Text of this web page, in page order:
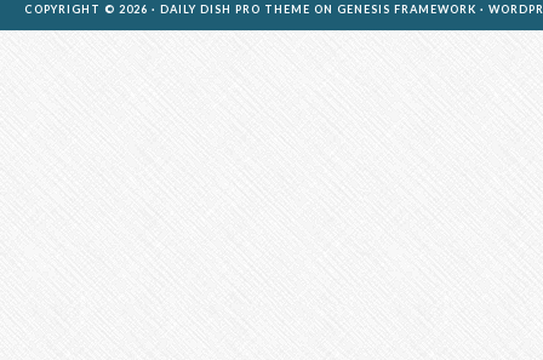
COPYRIGHT © 2026 · DAILY DISH PRO THEME ON GENESIS FRAMEWORK ·